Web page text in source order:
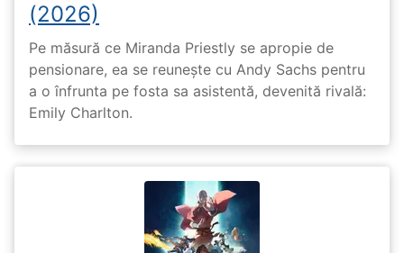
(2026)
Pe măsură ce Miranda Priestly se apropie de
pensionare, ea se reunește cu Andy Sachs pentru
a o înfrunta pe fosta sa asistentă, devenită rivală:
Emily Charlton.